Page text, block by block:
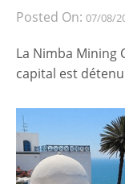
Posted On: 07/08/
La Nimba Mining
capital est détenu